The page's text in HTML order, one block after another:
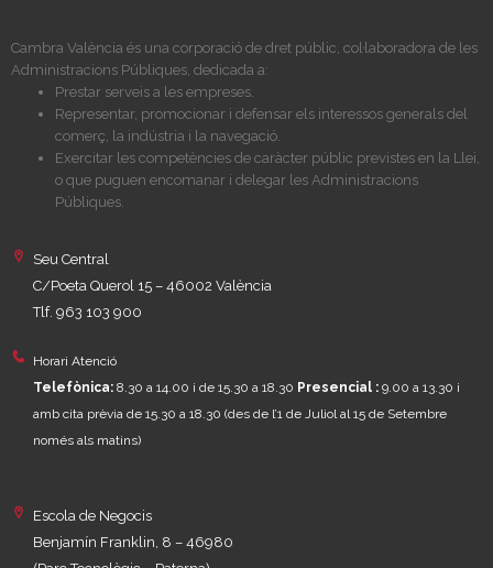
Cambra València és una corporació de dret públic, col·laboradora de les
Administracions Públiques, dedicada a:
Prestar serveis a les empreses.
Representar, promocionar i defensar els interessos generals del
comerç, la indústria i la navegació.
Exercitar les competències de caràcter públic previstes en la Llei,
o que puguen encomanar i delegar les Administracions
Públiques.
Seu Central
C/Poeta Querol 15 – 46002 València
Tlf. 963 103 900
Horari Atenció
Telefònica: 8.30 a 14.00 i de 15.30 a 18.30 Presencial : 9.00 a 13.30 i
amb cita prèvia de 15.30 a 18.30 (des de l’1 de Juliol al 15 de Setembre
només als matins)
Escola de Negocis
Benjamín Franklin, 8 – 46980